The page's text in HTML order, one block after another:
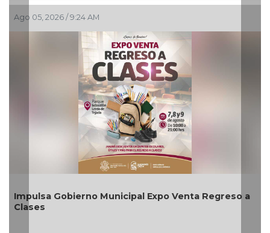
Ago 05, 2026 / 9:24 AM
Impulsa Gobierno Municipal Expo Venta Regreso a
Clases